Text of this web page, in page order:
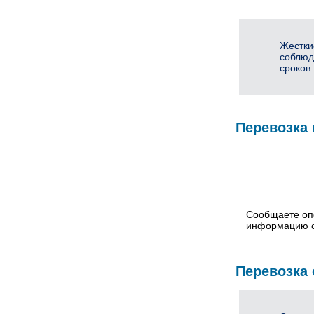
сроков
Перевозка
Сообщаете
информацию
Перевозка